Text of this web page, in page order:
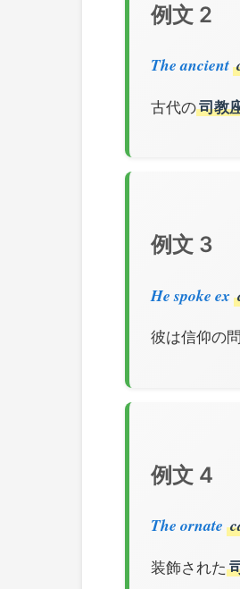
例文 2
The ancient
古代の司教
例文 3
He spoke ex
彼は信仰の
例文 4
The ornate
装飾された